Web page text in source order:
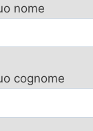
nome
cognome